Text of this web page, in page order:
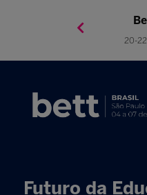
20-
05-
23-24
8-10
Futuro da